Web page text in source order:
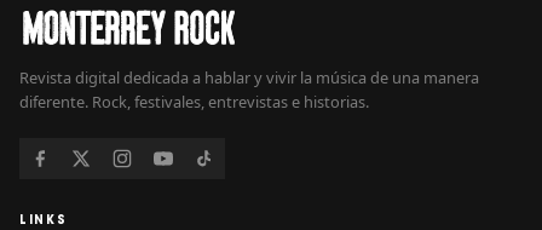
Revista digital dedicada a hablar y vivir la música de una manera
diferente. Rock, festivales, entrevistas e historias.
LINKS